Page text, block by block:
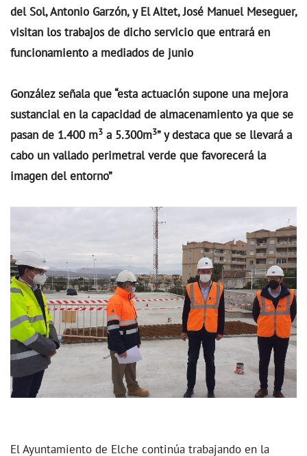
del Sol, Antonio Garzón, y El Altet, José Manuel Meseguer,
visitan los trabajos de dicho servicio que entrará en
funcionamiento a mediados de junio
González señala que “esta actuación supone una mejora
sustancial en la capacidad de almacenamiento ya que se
pasan de 1.400 m3 a 5.300m3” y destaca que se llevará a
cabo un vallado perimetral verde que favorecerá la
imagen del entorno”
El Ayuntamiento de Elche continúa trabajando en la